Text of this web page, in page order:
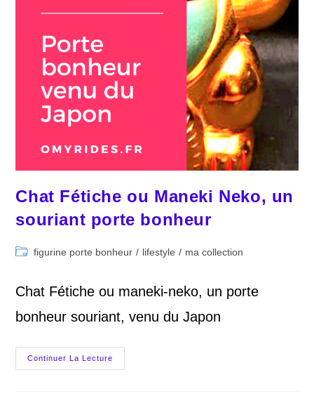
Chat Fétiche ou Maneki Neko, un
souriant porte bonheur
Postfigurine porte bonheur / lifestyle / ma collection
Chat Fétiche ou maneki-neko, un porte
bonheur souriant, venu du Japon
Continuer La Lecture
Fétiche